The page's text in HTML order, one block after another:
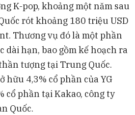
K-pop, khoảng một năm sau
rót khoảng 180 triệu USD
Thương vụ đó là một phần
dài hạn, bao gồm kế hoạch ra
tượng tại Trung Quốc.
hữu 4,3% cổ phần của YG
cổ phần tại Kakao, công ty
Quốc.